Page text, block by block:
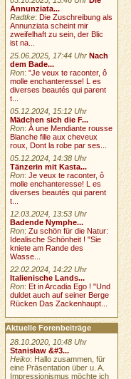
Annunziata...
Radtke: Die Zuschreibung als
Annunziata scheint mir
zweifelhaft zu sein, der Blic
ist na...
25.06.2025, 17:44 Uhr Nach
dem Bade...
Ron:"Je veux te raconter, ô
molle enchanteresse! L es
diverses beautés qui parent
t...
05.12.2024, 15:12 Uhr
Mädchen sich die F...
Ron:À une Mendiante rousse
Blanche fille aux cheveux
roux, Dont la robe par ses...
05.12.2024, 14:38 Uhr
Tänzerin mit Kasta...
Ron:Je veux te raconter, ô
molle enchanteresse! L es
diverses beautés qui parent
t...
12.03.2024, 13:53 Uhr
Badende Nymphe...
Ron:Zu schön für die Natur:
Idealische Schönheit ! "Sie
kniete am Rande des
Wasse...
22.02.2024, 14:22 Uhr
Italienische Lands...
Ron:Et in Arcadia Ego ! "Und
duldet auch auf seiner Berge
Rücken Das Zackenhaupt...
Aktuelle Forenbeiträge
28.10.2020, 10:48 Uhr
Stanisław &#3...
Heiko: Hallo zusammen, für
eine Präsentation über u. A.
Impressionismus möchte ich